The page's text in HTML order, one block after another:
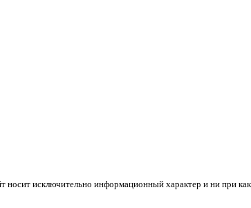
исключительно информационный характер и ни при